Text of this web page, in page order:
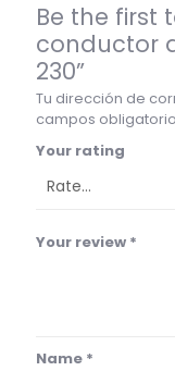
Be the first
conductor
230”
Tu dirección de
campos
Your rating
Your review *
Name *